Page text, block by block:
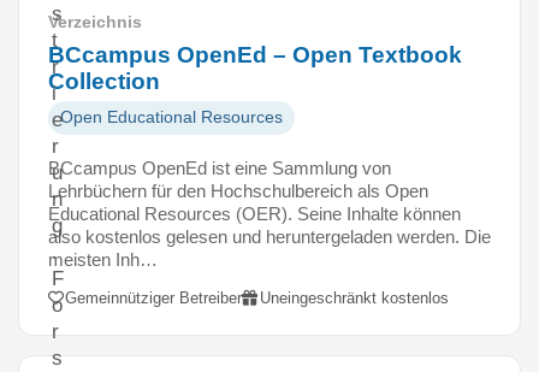
s
t
r
i
e
r
u
n
g
.
F
o
r
s
Verzeichnis
BCcampus OpenEd – Open Textbook
Collection
Open Educational Resources
BCcampus OpenEd ist eine Sammlung von
Lehrbüchern für den Hochschulbereich als Open
Educational Resources (OER). Seine Inhalte können
also kostenlos gelesen und heruntergeladen werden. Die
meisten Inh…
Gemeinnütziger Betreiber Uneingeschränkt kostenlos